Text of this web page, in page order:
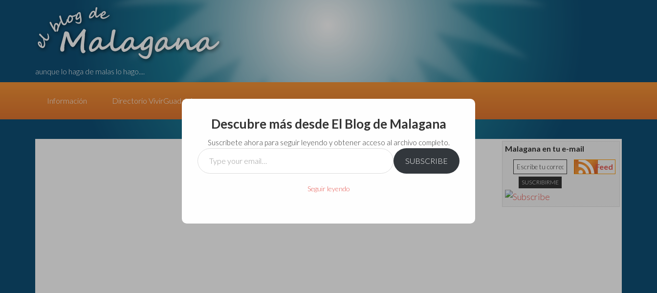
aunque lo haga de malas lo hago....
Información Directorio VivirGuadalajara
Malagana en tu e-mail
Feed
Descubre más desde El Blog de Malagana
Suscríbete ahora para seguir leyendo y obtener acceso al archivo completo.
Type
your
SUBSCRIBE
Seguir leyendo